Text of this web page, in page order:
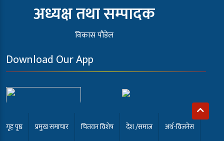
अध्यक्ष तथा सम्पादक
विकास पौडेल
Download Our App
गृह पृष्ठ प्रमुख समाचार चितवन विशेष देश /समाज अर्थ-विजनेस